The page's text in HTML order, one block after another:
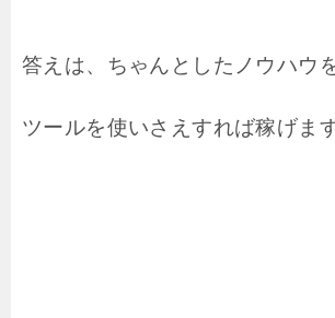
答えは、ちゃんとしたノウハウ
ツールを使いさえすれば稼げます